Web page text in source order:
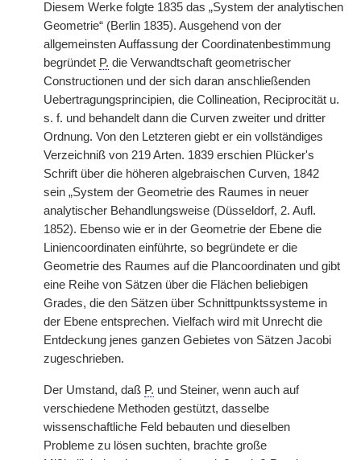
Diesem Werke folgte 1835 das „System der analytischen
Geometrie“ (Berlin 1835). Ausgehend von der
allgemeinsten Auffassung der Coordinatenbestimmung
begründet P. die Verwandtschaft geometrischer
Constructionen und der sich daran anschließenden
Uebertragungsprincipien, die Collineation, Reciprocität u.
s. f. und behandelt dann die Curven zweiter und dritter
Ordnung. Von den Letzteren giebt er ein vollständiges
Verzeichniß von 219 Arten. 1839 erschien Plücker's
Schrift über die höheren algebraischen Curven, 1842
sein „System der Geometrie des Raumes in neuer
analytischer Behandlungsweise (Düsseldorf, 2. Aufl.
1852). Ebenso wie er in der Geometrie der Ebene die
Liniencoordinaten einführte, so begründete er die
Geometrie des Raumes auf die Plancoordinaten und gibt
eine Reihe von Sätzen über die Flächen beliebigen
Grades, die den Sätzen über Schnittpunktssysteme in
der Ebene entsprechen. Vielfach wird mit Unrecht die
Entdeckung jenes ganzen Gebietes von Sätzen Jacobi
zugeschrieben.
Der Umstand, daß P. und Steiner, wenn auch auf
verschiedene Methoden gestützt, dasselbe
wissenschaftliche Feld bebauten und dieselben
Probleme zu lösen suchten, brachte große